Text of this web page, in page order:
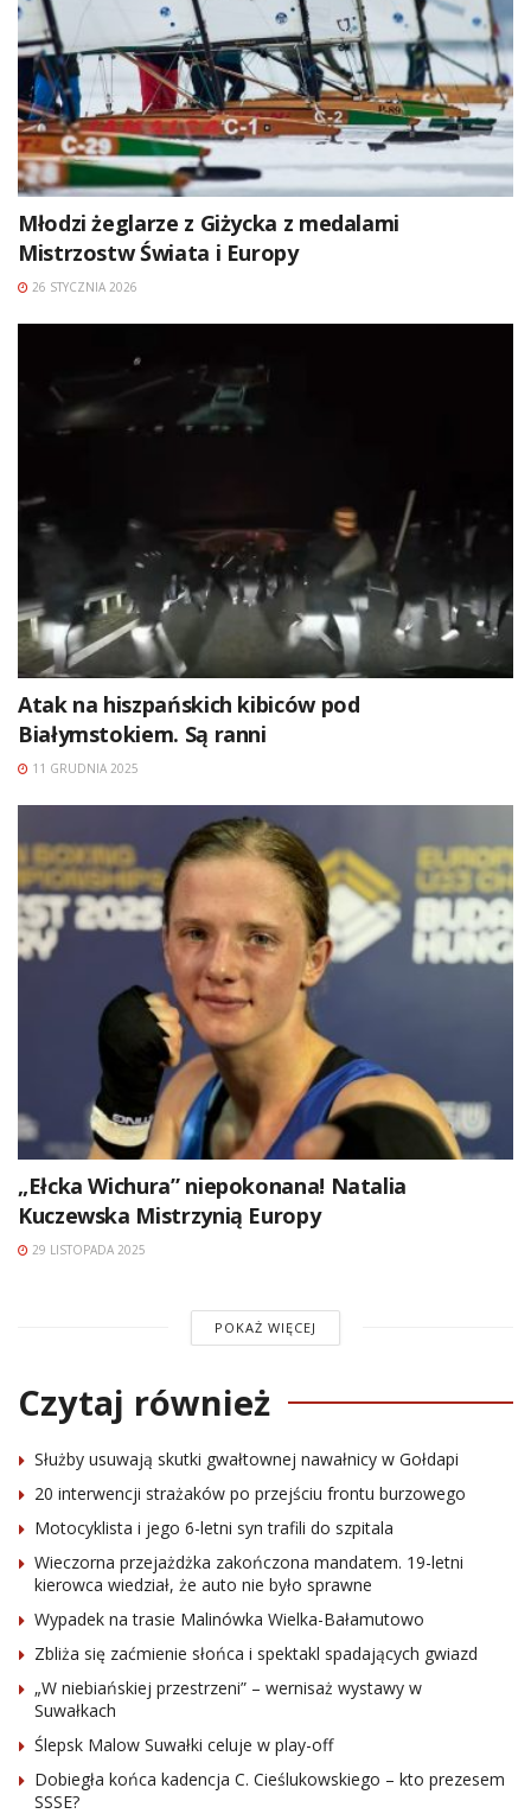
Młodzi żeglarze z Giżycka z medalami
Mistrzostw Świata i Europy
26 STYCZNIA 2026
Atak na hiszpańskich kibiców pod
Białymstokiem. Są ranni
11 GRUDNIA 2025
„Ełcka Wichura” niepokonana! Natalia
Kuczewska Mistrzynią Europy
29 LISTOPADA 2025
POKAŻ WIĘCEJ
Czytaj również
Służby usuwają skutki gwałtownej nawałnicy w Gołdapi
20 interwencji strażaków po przejściu frontu burzowego
Motocyklista i jego 6-letni syn trafili do szpitala
Wieczorna przejażdżka zakończona mandatem. 19-letni
kierowca wiedział, że auto nie było sprawne
Wypadek na trasie Malinówka Wielka-Bałamutowo
Zbliża się zaćmienie słońca i spektakl spadających gwiazd
„W niebiańskiej przestrzeni” – wernisaż wystawy w
Suwałkach
Ślepsk Malow Suwałki celuje w play-off
Dobiegła końca kadencja C. Cieślukowskiego – kto prezesem
SSSE?